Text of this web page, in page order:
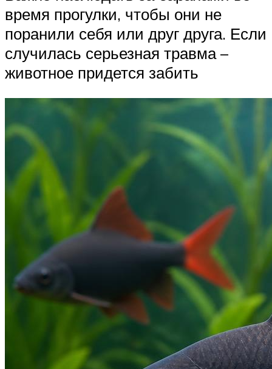
время прогулки, чтобы они не
поранили себя или друг друга. Если
случилась серьезная травма –
животное придется забить